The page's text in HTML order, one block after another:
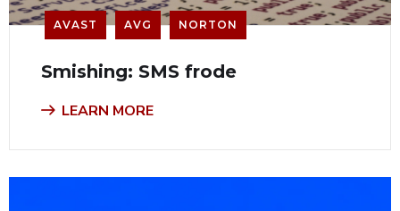
AVAST AVG NORTON
Smishing: SMS frode
LEARN MORE